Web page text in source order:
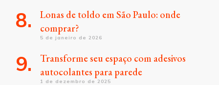
Lonas de toldo em São Paulo: onde
comprar?
5 de janeiro de 2026
Transforme seu espaço com adesivos
autocolantes para parede
1 de dezembro de 2025